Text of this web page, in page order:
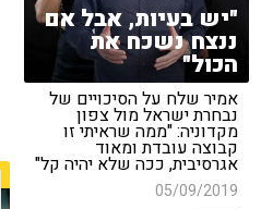
"יש בעיות, אבל אם
ננצח נשכח את
הכול"
אמיר שלח על הסיכויים של
נבחרת ישראל מול צפון
מקדוניה: "ממה שראיתי זו
קבוצה עובדת ומאוד
אגרסיבית, ככה שלא יהיה קל"
05/09/2019